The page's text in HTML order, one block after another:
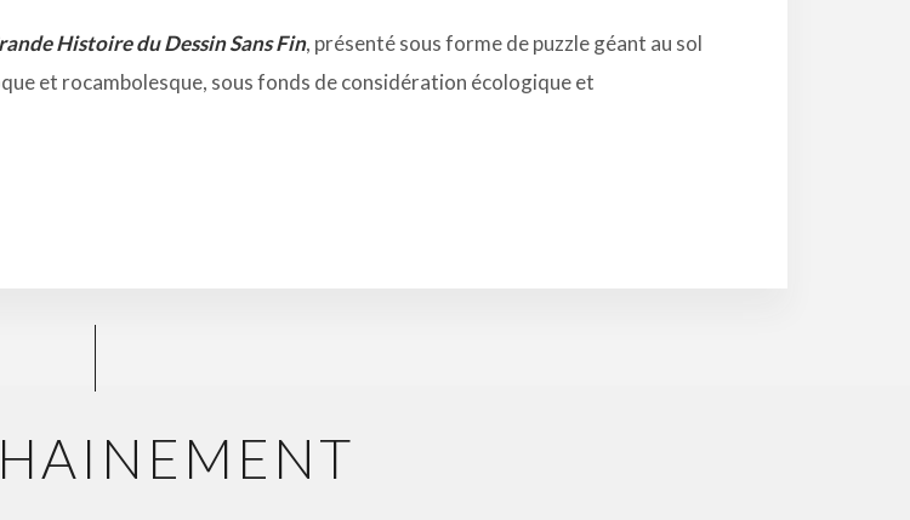
Histoire du Dessin Sans Fin, présenté sous forme de puzzle géant au sol
et rocambolesque, sous fonds de considération écologique et